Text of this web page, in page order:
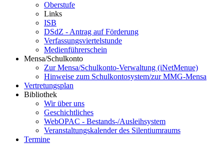
Oberstufe
Links
ISB
DSdZ - Antrag auf Förderung
Verfassungsviertelstunde
Medienführerschein
Mensa/Schulkonto
Zur Mensa/Schulkonto-Verwaltung (iNetMenue)
Hinweise zum Schulkontosystem/zur MMG-Mensa
Vertretungsplan
Bibliothek
Wir über uns
Geschichtliches
WebOPAC - Bestands-/Ausleihsystem
Veranstaltungskalender des Silentiumraums
Termine